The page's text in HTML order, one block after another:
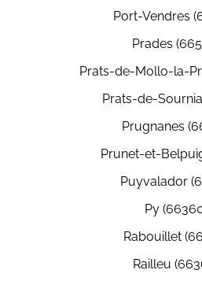
Port-Vendres
Prades
Prats-de-Mollo-la-
Prats-de-
Prugnanes
Prunet-et-
Puyvalador
Py
Rabouillet
Railleu